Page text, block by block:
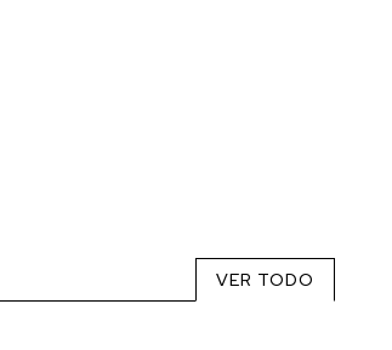
VER TODO